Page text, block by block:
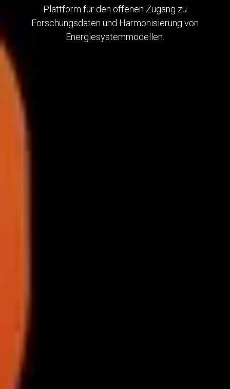
Plattform für den offenen Zugang zu
Forschungsdaten und Harmonisierung von
Energiesystemmodellen.